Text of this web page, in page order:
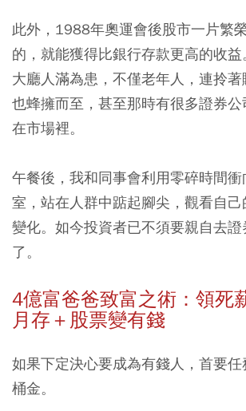
此外，1988年奧運會後股市一片繁
的，就能獲得比銀行存款更高的收
大廳人滿為患，不僅老年人，連拎
也蜂擁而至，甚至那時有很多證券
在市場裡。
午餐後，我和同事會利用零碎時間
室，站在人群中踮起腳尖，觀看自
變化。如今投資者已不須要親自去
了。
4億富爸爸致富之術：領死
月存＋股票變有錢
如果下定決心要成為有錢人，首要
桶金。